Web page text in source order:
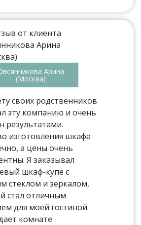
Арина
(Москва)
своих родственников
эту компанию и очень
результатами.
изготовления шкафа
а цены очень
Я заказывал
шкаф-купе с
стеклом и зеркалом,
стал отличным
для моей гостиной.
комнате